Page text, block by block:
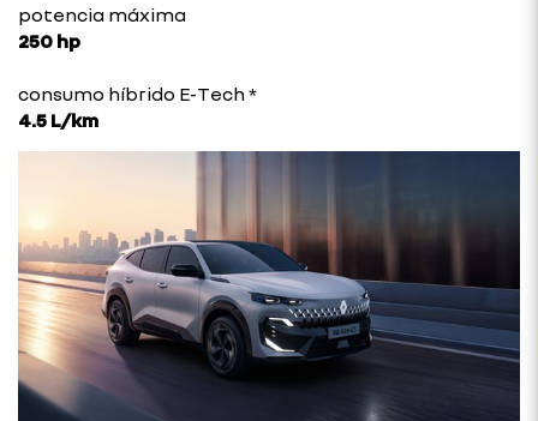
potencia máxima
250 hp
consumo híbrido E-Tech *
4.5 L/km